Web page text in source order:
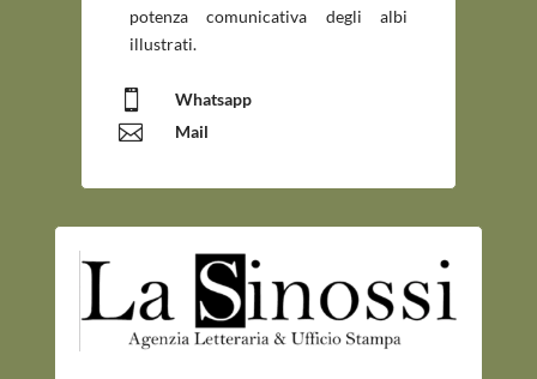
potenza comunicativa degli albi
illustrati.
 Whatsapp
 Mail